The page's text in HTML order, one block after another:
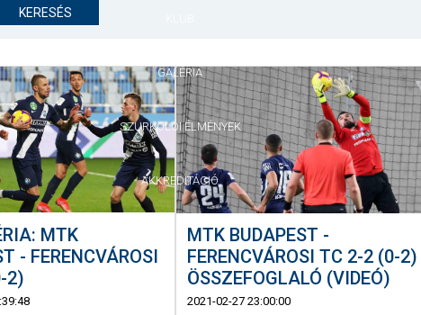
GALÉRIA
SZURKOLÓI ÉLMÉNYEK
AKKREDITÁCIÓ
KERESÉS
MTK
- FERENCVÁROSI
2)
MTK BUDAPEST -
FERENCVÁROSI TC 2-2 (0-2)
ÖSSZEFOGLALÓ (VIDEÓ)
2021-02-27 23:00:00